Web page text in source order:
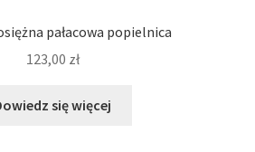
pałacowa popielnica
123,00 zł
się więcej